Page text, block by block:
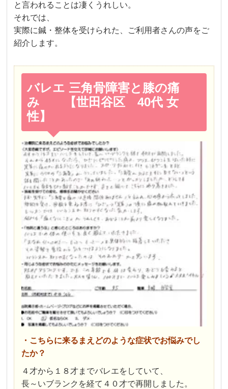
と言われることは凄くうれしい。
それでは、
実際に鍼・整体を受けられた、ご利用者さんの声をご
紹介します。
バレエ 三角骨障害と膝の痛
み 【世田谷区 40代 女
性】
・こちらに来るまえどのような症状でお悩みでし
たか？
４才から１８才までバレエをしていて、
長～いブランクを経て４０才で再開しました。